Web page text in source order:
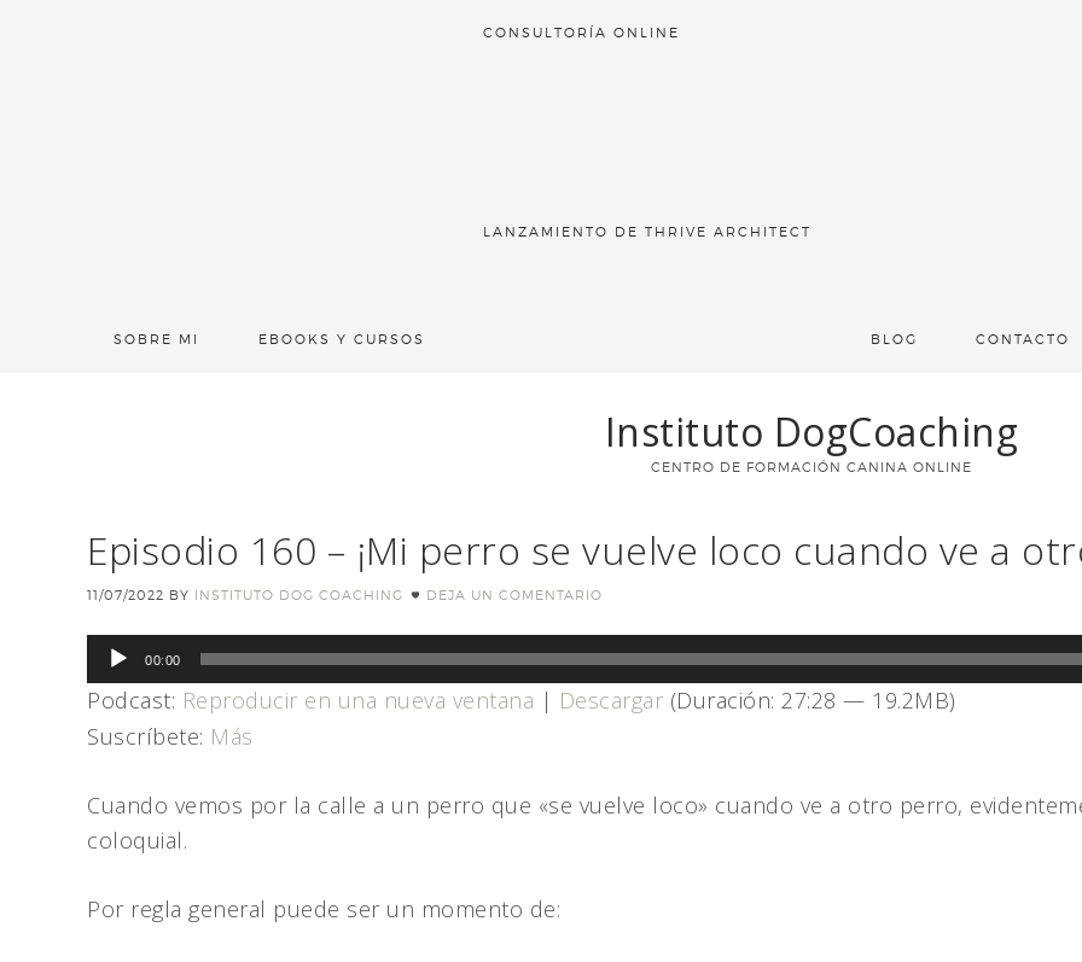
SOBRE MI EBOOKS Y CURSOS
CONSULTORÍA ONLINE
LANZAMIENTO DE THRIVE ARCHITECT
BLOG CONTACTO
Instituto DogCoaching
CENTRO DE FORMACIÓN CANINA ONLINE
Episodio 160 – ¡Mi perro se vuelve loco cuando ve a
11/07/2022 BY INSTITUTO DOG COACHING DEJA UN COMENTARIO
Reproductor
de
00:00
Podcast: Reproducir en una nueva ventana | Descargar (Duración: 27:28 — 19.2MB)
Suscríbete: Más
Cuando vemos por la calle a un perro que «se vuelve loco» cuando ve a otro perro,
coloquial.
Por regla general puede ser un momento de: